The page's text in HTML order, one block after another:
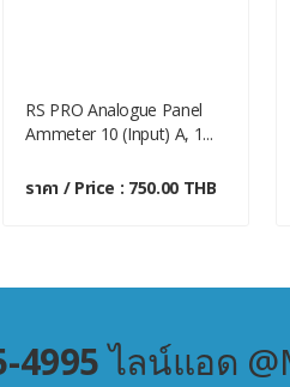
RS PRO Analogue Panel
Ammeter 10 (Input) A, 1...
ราคา / Price : 750.00 THB
4995ไลน์แอด